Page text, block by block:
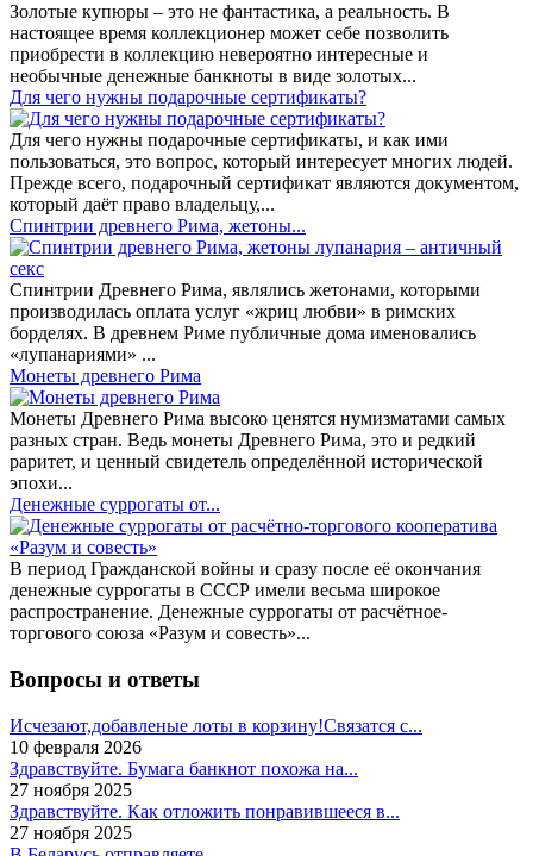
Золотые купюры – это не фантастика, а реальность. В
настоящее время коллекционер может себе позволить
приобрести в коллекцию невероятно интересные и
необычные денежные банкноты в виде золотых...
​Для чего нужны подарочные сертификаты?
Для чего нужны подарочные сертификаты, и как ими
пользоваться, это вопрос, который интересует многих людей.
Прежде всего, подарочный сертификат являются документом,
который даёт право владельцу,...
Спинтрии древнего Рима, жетоны...
Спинтрии Древнего Рима, являлись жетонами, которыми
производилась оплата услуг «жриц любви» в римских
борделях. В древнем Риме публичные дома именовались
«лупанариями» ...
Монеты древнего Рима
Монеты Древнего Рима высоко ценятся нумизматами самых
разных стран. Ведь монеты Древнего Рима, это и редкий
раритет, и ценный свидетель определённой исторической
эпохи...
Денежные суррогаты от...
В период Гражданской войны и сразу после её окончания
денежные суррогаты в СССР имели весьма широкое
распространение. Денежные суррогаты от расчётное-
торгового союза «Разум и совесть»...
Вопросы и ответы
Исчезают,добавленые лоты в корзину!Связатся с...
10 февраля 2026
Здравствуйте. Бумага банкнот похожа на...
27 ноября 2025
Здравствуйте. Как отложить понравившееся в...
27 ноября 2025